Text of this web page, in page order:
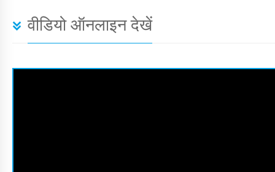
वीडियो ऑनलाइन देखें